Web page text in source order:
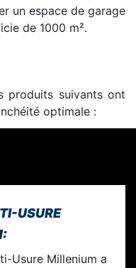
un espace de garage
de 1000 m².
produits suivants ont
optimale :
USURE
Usure Millenium a